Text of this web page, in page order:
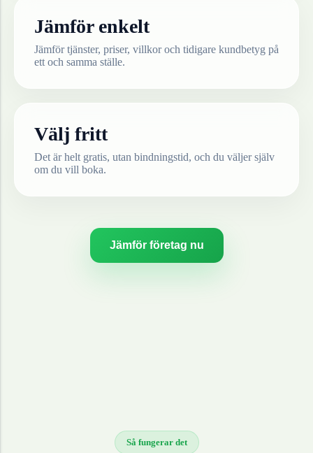
Jämför enkelt
Jämför tjänster, priser, villkor och tidigare kundbetyg på
ett och samma ställe.
Välj fritt
Det är helt gratis, utan bindningstid, och du väljer själv
om du vill boka.
Jämför företag nu
Så fungerar det